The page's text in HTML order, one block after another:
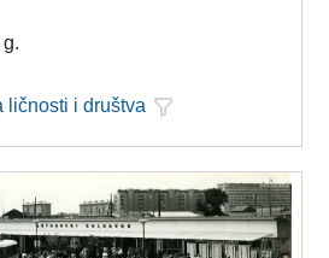
ličnosti i društva